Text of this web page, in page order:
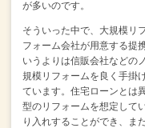
が多いのです。
そういった中で、大規模リ
フォーム会社が用意する提
いうよりは信販会社などの
規模リフォームを良く手掛
ています。 住宅ローンとは
型のリフォームを想定して
り入れすることができ、ま